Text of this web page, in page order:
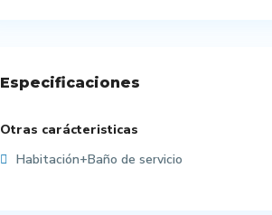
Especificaciones
Otras carácteristicas
Habitación+Baño de servicio